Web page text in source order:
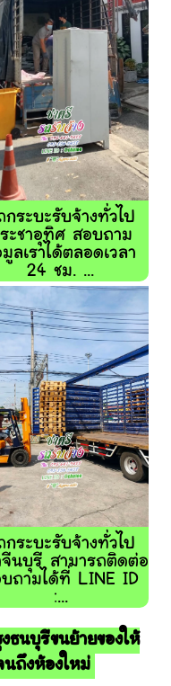
กระบะรับจ้างทั่วไป
ะชาอุทิศ สอบถาม
ลเราได้ตลอดเวลา
24 ชม. ...
กระบะรับจ้างทั่วไป
นบุรี สามารถติดต่อ
ถามได้ที่ LINE ID
:...
ธนบุรีขนย้ายของให้
นถึงห้องใหม่